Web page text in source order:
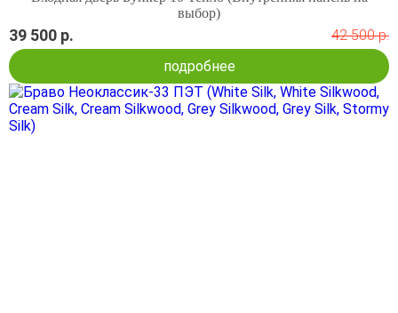
выбор)
39 500 р.
42 500 р.
подробнее